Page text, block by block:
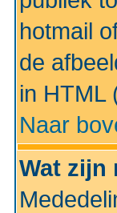
hotmail
de
in HTML
Naar
Wat zijn